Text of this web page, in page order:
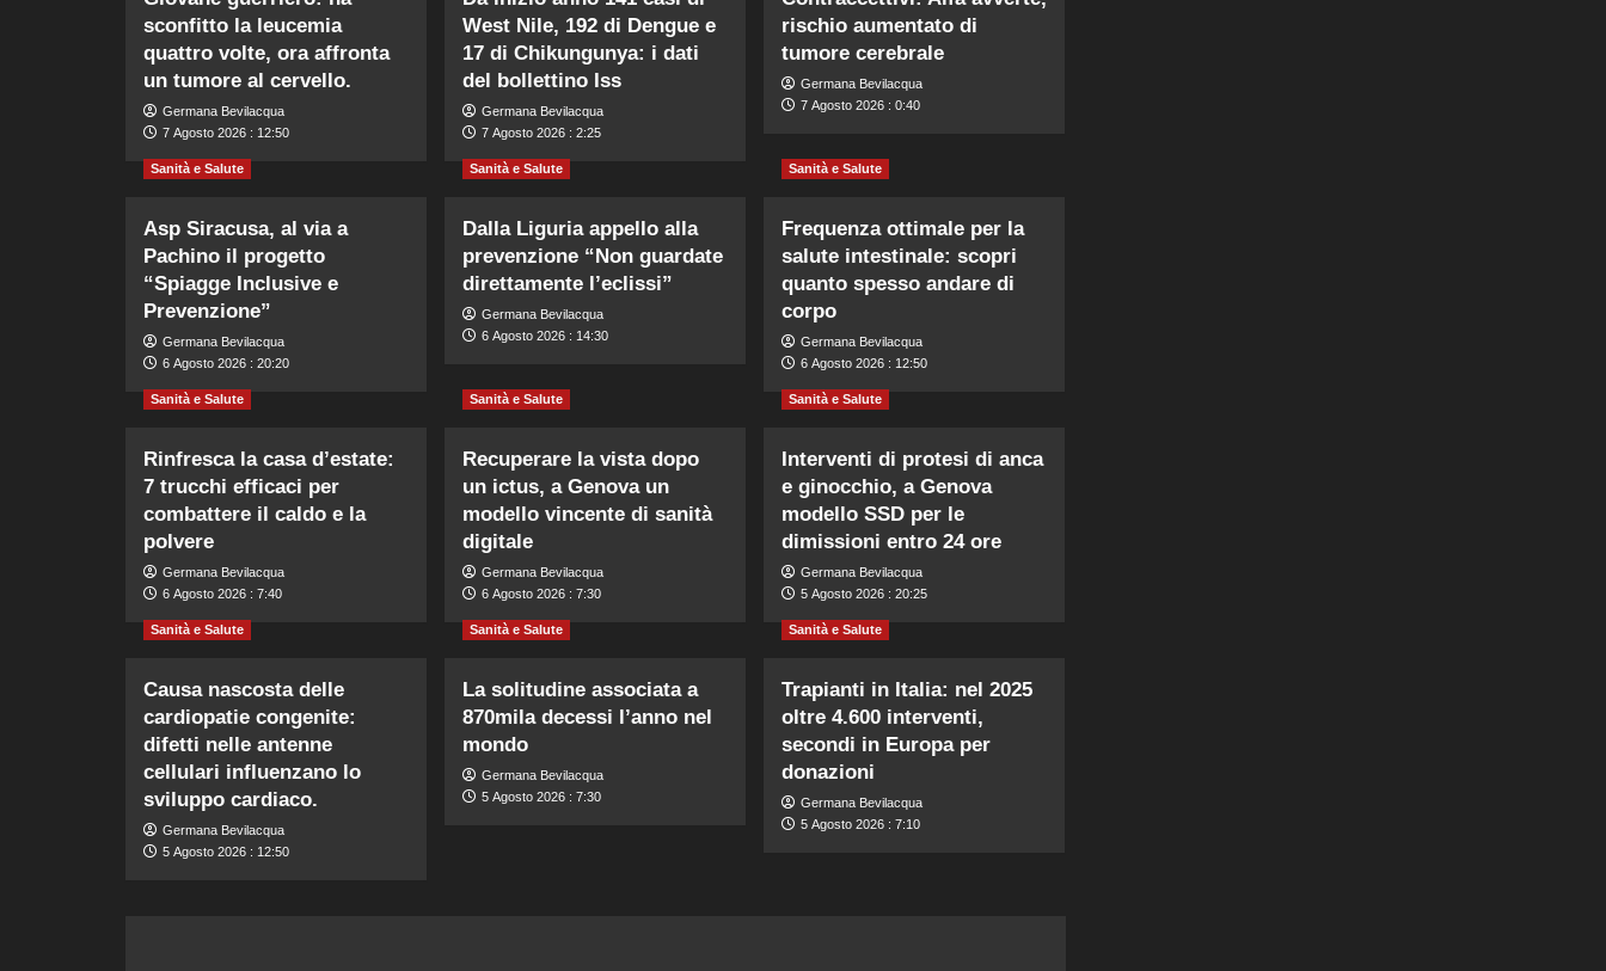
sconfitto la leucemia
quattro volte, ora affronta
un tumore al cervello.
Germana Bevilacqua
7 Agosto 2026 : 12:50
West Nile, 192 di Dengue e
17 di Chikungunya: i dati
del bollettino Iss
Germana Bevilacqua
7 Agosto 2026 : 2:25
rischio aumentato di
tumore cerebrale
Germana Bevilacqua
7 Agosto 2026 : 0:40
Sanità e Salute
Asp Siracusa, al via a
Pachino il progetto
“Spiagge Inclusive e
Prevenzione”
Germana Bevilacqua
6 Agosto 2026 : 20:20
Sanità e Salute
Dalla Liguria appello alla
prevenzione “Non guardate
direttamente l’eclissi”
Germana Bevilacqua
6 Agosto 2026 : 14:30
Sanità e Salute
Frequenza ottimale per la
salute intestinale: scopri
quanto spesso andare di
corpo
Germana Bevilacqua
6 Agosto 2026 : 12:50
Sanità e Salute
Rinfresca la casa d’estate:
7 trucchi efficaci per
combattere il caldo e la
polvere
Germana Bevilacqua
6 Agosto 2026 : 7:40
Sanità e Salute
Recuperare la vista dopo
un ictus, a Genova un
modello vincente di sanità
digitale
Germana Bevilacqua
6 Agosto 2026 : 7:30
Sanità e Salute
Interventi di protesi di anca
e ginocchio, a Genova
modello SSD per le
dimissioni entro 24 ore
Germana Bevilacqua
5 Agosto 2026 : 20:25
Sanità e Salute
Causa nascosta delle
cardiopatie congenite:
difetti nelle antenne
cellulari influenzano lo
sviluppo cardiaco.
Germana Bevilacqua
5 Agosto 2026 : 12:50
Sanità e Salute
La solitudine associata a
870mila decessi l’anno nel
mondo
Germana Bevilacqua
5 Agosto 2026 : 7:30
Sanità e Salute
Trapianti in Italia: nel 2025
oltre 4.600 interventi,
secondi in Europa per
donazioni
Germana Bevilacqua
5 Agosto 2026 : 7:10